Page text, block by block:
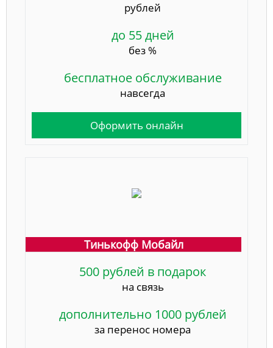
рублей
до 55 дней
без %
бесплатное обслуживание
навсегда
Оформить онлайн
Тинькофф Мобайл
500 рублей в подарок
на связь
дополнительно 1000 рублей
за перенос номера